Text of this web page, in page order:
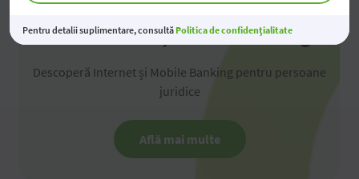
OTP Internet și Mobile Banking
Descoperă Internet și Mobile Banking pentru persoane
juridice
Află mai multe
Pentru detalii suplimentare, consultă Politica de confidențialitate